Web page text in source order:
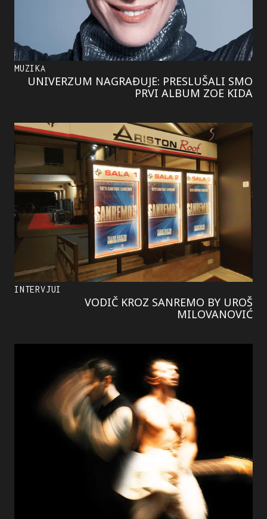
MUZIKA
UNIVERZUM NAGRAĐUJE: PRESLUŠALI SMO
PRVI ALBUM ZOE KIDA
INTERVJUI
VODIČ KROZ SANREMO BY UROŠ
MILOVANOVIĆ